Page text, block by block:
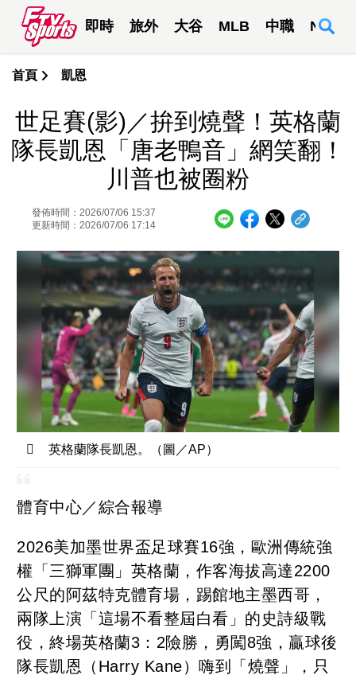
即時 旅外 大谷 MLB 中職 NBA
首頁 凱恩
世足賽(影)／拚到燒聲！英格蘭
隊長凱恩「唐老鴨音」網笑翻！
川普也被圈粉
發佈時間：2026/07/06 15:37
更新時間：2026/07/06 17:14
英格蘭隊長凱恩。（圖／AP）
體育中心／綜合報導
2026美加墨世界盃足球賽16強，歐洲傳統強
權「三獅軍團」英格蘭，作客海拔高達2200
公尺的阿茲特克體育場，踢館地主墨西哥，
兩隊上演「這場不看整屆白看」的史詩級戰
役，終場英格蘭3：2險勝，勇闖8強，贏球後
隊長凱恩（Harry Kane）嗨到「燒聲」，只